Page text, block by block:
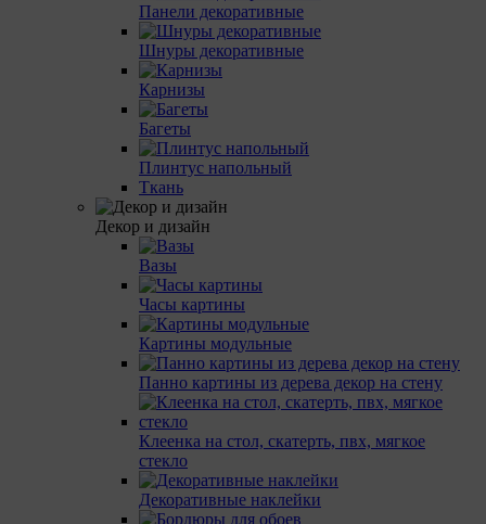
Панели декоративные
Шнуры декоративные
Карнизы
Багеты
Плинтус напольный
Ткань
Декор и дизайн
Вазы
Часы картины
Картины модульные
Панно картины из дерева декор на стену
Клеенка на стол, скатерть, пвх, мягкое
стекло
Декоративные наклейки